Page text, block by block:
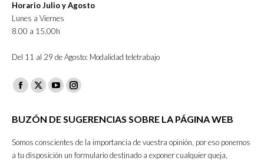
Horario Julio y Agosto
Lunes a Viernes
8.00 a 15.00h
Del 11 al 29 de Agosto: Modalidad teletrabajo
Facebook
opens
new
X
opens
new
YouTube
opens
new
Instagram
opens
in
new
BUZÓN DE SUGERENCIAS SOBRE LA PÁGINA WEB
Somos conscientes de la importancia de vuestra opinión, por eso ponemos
a tu disposición un formulario destinado a exponer cualquier queja,